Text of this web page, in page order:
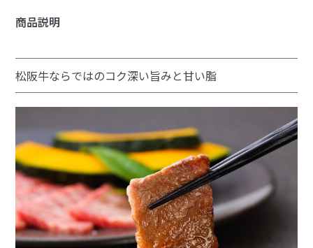
商品説明
松阪牛ならではのコク深い旨みと甘い脂